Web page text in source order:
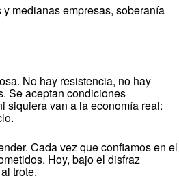
medianas empresas, soberanía
No hay resistencia, no hay
Se aceptan condiciones
siquiera van a la economía real:
Cada vez que confiamos en el
Hoy, bajo el disfraz
trote.